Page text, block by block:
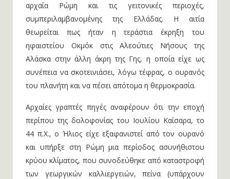
αρχαία Ρώμη και τις γειτονικές περιοχές,
συμπεριλαμβανομένης της Ελλάδας. Η αιτία
θεωρείται πως ήταν η τεράστια έκρηξη του
ηφαιστείου Οκμόκ στις Αλεούτιες Νήσους της
Αλάσκα στην άλλη άκρη της Γης, η οποία είχε ως
συνέπεια να σκοτεινιάσει, λόγω τέφρας, ο ουρανός
του πλανήτη και να πέσει απότομα η θερμοκρασία.
Αρχαίες γραπτές πηγές αναφέρουν ότι την εποχή
περίπου της δολοφονίας του Ιουλίου Καίσαρα, το
44 π.Χ., ο Ήλιος είχε εξαφανιστεί από τον ουρανό
και υπήρξε στη Ρώμη μια περίοδος ασυνήθιστου
κρύου κλίματος, που συνοδεύθηκε από καταστροφή
των γεωργικών καλλιεργειών, πείνα (υπάρχουν